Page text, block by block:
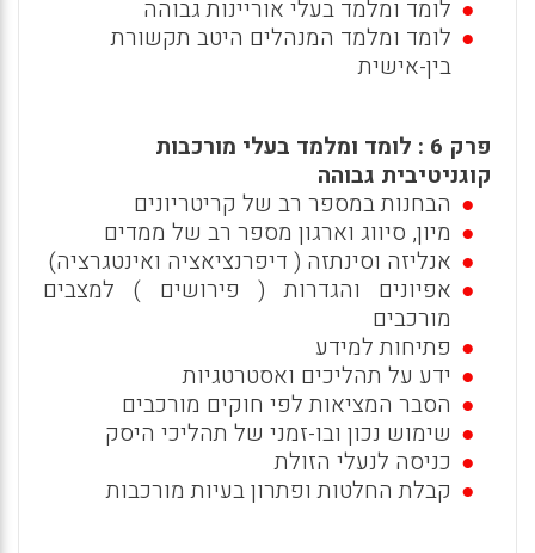
לומד ומלמד בעלי אוריינות גבוהה
לומד ומלמד המנהלים היטב תקשורת
בין-אישית
פרק 6 : לומד ומלמד בעלי מורכבות
קוגניטיבית גבוהה
הבחנות במספר רב של קריטריונים
מיון, סיווג וארגון מספר רב של ממדים
אנליזה וסינתזה ( דיפרנציאציה ואינטגרציה)
אפיונים והגדרות ( פירושים ) למצבים
מורכבים
פתיחות למידע
ידע על תהליכים ואסטרטגיות
הסבר המציאות לפי חוקים מורכבים
שימוש נכון ובו-זמני של תהליכי היסק
כניסה לנעלי הזולת
קבלת החלטות ופתרון בעיות מורכבות